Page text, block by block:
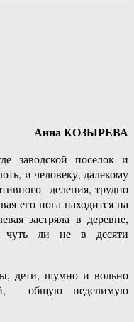
Анна КОЗЫРЕВА
заводской поселок и
и человеку, далекому
деления, трудно
его нога находится на
застряла в деревне,
чуть ли не в десяти
шумно и вольно
общую неделимую